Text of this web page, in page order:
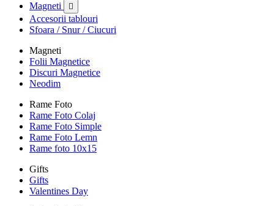
Magneti

Accesorii tablouri
Sfoara / Snur / Ciucuri
Magneti
Folii Magnetice
Discuri Magnetice
Neodim
Rame Foto
Rame Foto Colaj
Rame Foto Simple
Rame Foto Lemn
Rame foto 10x15
Gifts
Gifts
Valentines Day